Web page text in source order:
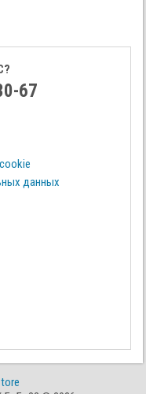
67
данных